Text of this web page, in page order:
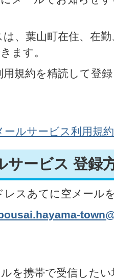
、葉山町在住、在
ます。
規約を精読して登
ールサービス利用規約
サービス 登録
レスあてに空メール
を携帯で受信した